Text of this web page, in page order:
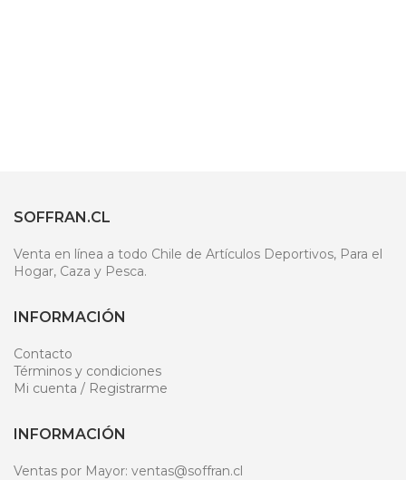
SOFFRAN.CL
Venta en línea a todo Chile de Artículos Deportivos, Para el
Hogar, Caza y Pesca.
INFORMACIÓN
Contacto
Términos y condiciones
Mi cuenta / Registrarme
INFORMACIÓN
Ventas por Mayor: ventas@soffran.cl